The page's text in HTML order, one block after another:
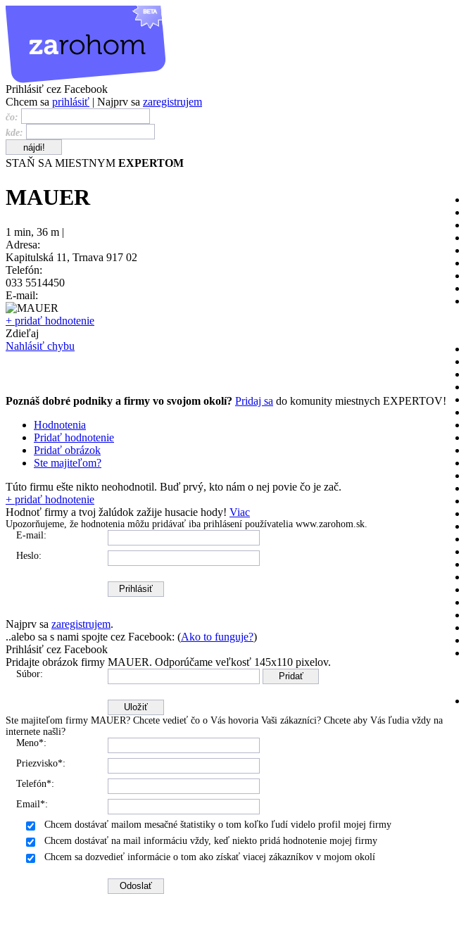
Prihlásiť cez Facebook
Chcem sa prihlásiť | Najprv sa zaregistrujem
čo:
kde:
STAŇ SA MIESTNYM EXPERTOM
MAUER
1 min, 36 m |
Adresa:
Kapitulská 11, Trnava 917 02
Telefón:
033 5514450
E-mail:
+ pridať hodnotenie
Zdieľaj
Nahlásiť chybu
Poznáš dobré podniky a firmy vo svojom okolí? Pridaj sa do komunity miestnych EXPERTOV!
Hodnotenia
Pridať hodnotenie
Pridať obrázok
Ste majiteľom?
Túto firmu ešte nikto neohodnotil. Buď prvý, kto nám o nej povie čo je zač.
+ pridať hodnotenie
Hodnoť firmy a tvoj žalúdok zažije husacie hody! Viac
Upozorňujeme, že hodnotenia môžu pridávať iba prihlásení používatelia www.zarohom.sk.
E-mail:
Heslo:
Najprv sa zaregistrujem.
..alebo sa s nami spojte cez Facebook: (Ako to funguje?)
Prihlásiť cez Facebook
Pridajte obrázok firmy MAUER. Odporúčame veľkosť 145x110 pixelov.
Súbor:
Ste majiteľom firmy MAUER? Chcete vedieť čo o Vás hovoria Vaši zákazníci? Chcete aby Vás ľudia vždy na
internete našli?
Meno*:
Priezvisko*:
Telefón*:
Email*:
Chcem dostávať mailom mesačné štatistiky o tom koľko ľudí videlo profil mojej firmy
Chcem dostávať na mail informáciu vždy, keď niekto pridá hodnotenie mojej firmy
Chcem sa dozvedieť informácie o tom ako získať viacej zákazníkov v mojom okolí